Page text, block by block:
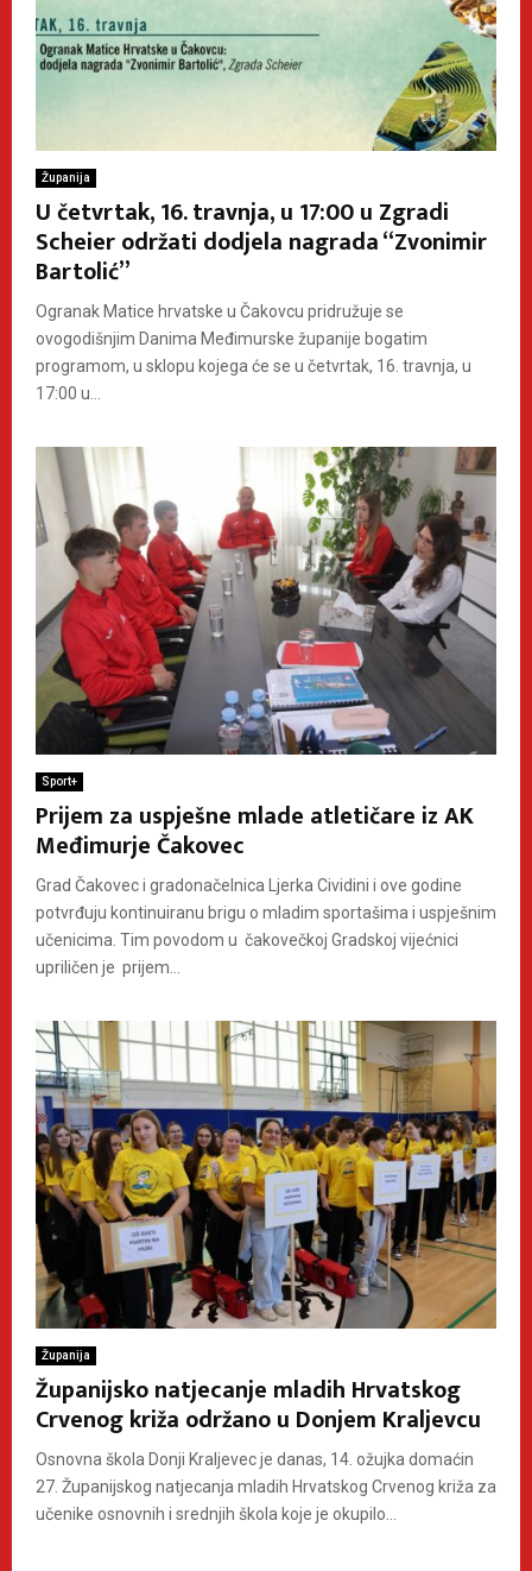
Županija
U četvrtak, 16. travnja, u 17:00 u Zgradi
Scheier održati dodjela nagrada “Zvonimir
Bartolić”
Ogranak Matice hrvatske u Čakovcu pridružuje se
ovogodišnjim Danima Međimurske županije bogatim
programom, u sklopu kojega će se u četvrtak, 16. travnja, u
17:00 u...
Sport+
Prijem za uspješne mlade atletičare iz AK
Međimurje Čakovec
Grad Čakovec i gradonačelnica Ljerka Cividini i ove godine
potvrđuju kontinuiranu brigu o mladim sportašima i uspješnim
učenicima. Tim povodom u čakovečkoj Gradskoj vijećnici
upriličen je prijem...
Županija
Županijsko natjecanje mladih Hrvatskog
Crvenog križa održano u Donjem Kraljevcu
Osnovna škola Donji Kraljevec je danas, 14. ožujka domaćin
27. Županijskog natjecanja mladih Hrvatskog Crvenog križa za
učenike osnovnih i srednjih škola koje je okupilo...